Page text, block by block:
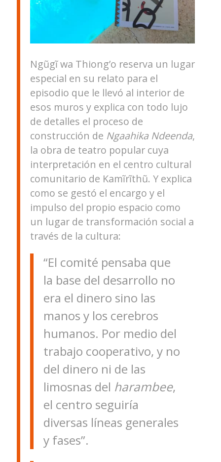
Ngũgĩ wa Thiong’o reserva un lugar
especial en su relato para el
episodio que le llevó al interior de
esos muros y explica con todo lujo
de detalles el proceso de
construcción de Ngaahika Ndeenda,
la obra de teatro popular cuya
interpretación en el centro cultural
comunitario de Kamĩrĩthũ. Y explica
como se gestó el encargo y el
impulso del propio espacio como
un lugar de transformación social a
través de la cultura:
“El comité pensaba que
la base del desarrollo no
era el dinero sino las
manos y los cerebros
humanos. Por medio del
trabajo cooperativo, y no
del dinero ni de las
limosnas del harambee,
el centro seguiría
diversas líneas generales
y fases”.